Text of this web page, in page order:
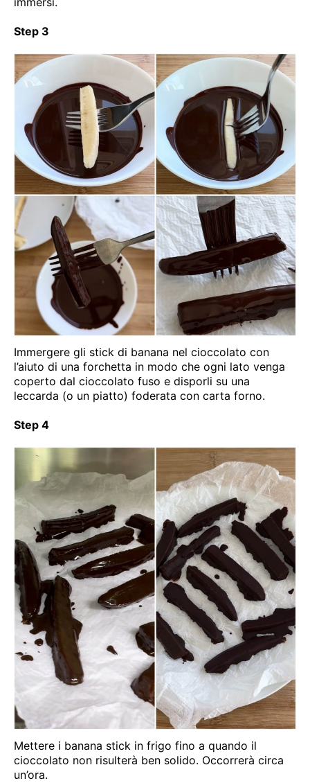
Step 3
Immergere gli stick di banana nel cioccolato con
l’aiuto di una forchetta in modo che ogni lato venga
coperto dal cioccolato fuso e disporli su una
leccarda (o un piatto) foderata con carta forno.
Step 4
Mettere i banana stick in frigo fino a quando il
cioccolato non risulterà ben solido. Occorrerà circa
un’ora.